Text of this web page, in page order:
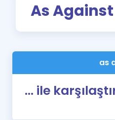
As Against
as
... ile